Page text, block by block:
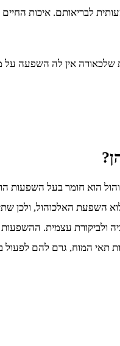
לבריאותם. איכות החיים
אין לה השפעה
הוא חומר בעל השפעות
השפעת האלכוהול, ולכן
ולביקורת עצמית.
המוח, גרם להם